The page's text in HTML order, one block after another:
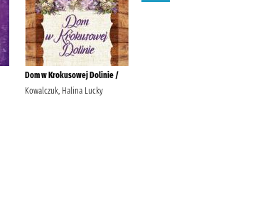
Dom w Krokusowej Dolinie /
Kowalczuk, Halina Lucky